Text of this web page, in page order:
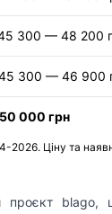
300 — 48 200
300 — 46 900
000 грн
2026. Ціну та
blago,